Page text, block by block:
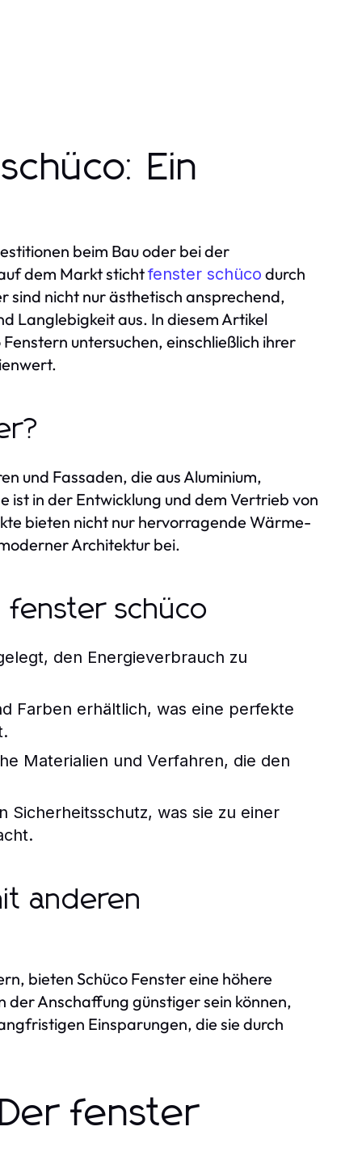
Ein
beim Bau oder bei der
dem Markt stichtfenster schüco durch
sind nicht nur ästhetisch ansprechend,
Langlebigkeit aus. In diesem Artikel
untersuchen, einschließlich ihrer
und Fassaden, die aus Aluminium,
in der Entwicklung und dem Vertrieb von
bieten nicht nur hervorragende Wärme-
Architektur bei.
fenster schüco
den Energieverbrauch zu
Farben erhältlich, was eine perfekte
Materialien und Verfahren, die den
was sie zu einer
anderen
bieten Schüco Fenster eine höhere
Anschaffung günstiger sein können,
Einsparungen, die sie durch
fenster